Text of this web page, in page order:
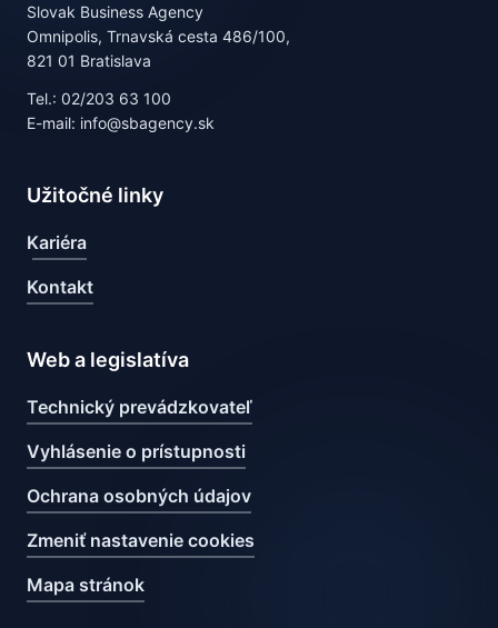
Slovak Business Agency
Omnipolis, Trnavská cesta 486/100,
821 01 Bratislava
Tel.: 02/203 63 100
E-mail: info@sbagency.sk
Užitočné linky
Kariéra
Kontakt
Web a legislatíva
Technický prevádzkovateľ
Vyhlásenie o prístupnosti
Ochrana osobných údajov
Zmeniť nastavenie cookies
Mapa stránok